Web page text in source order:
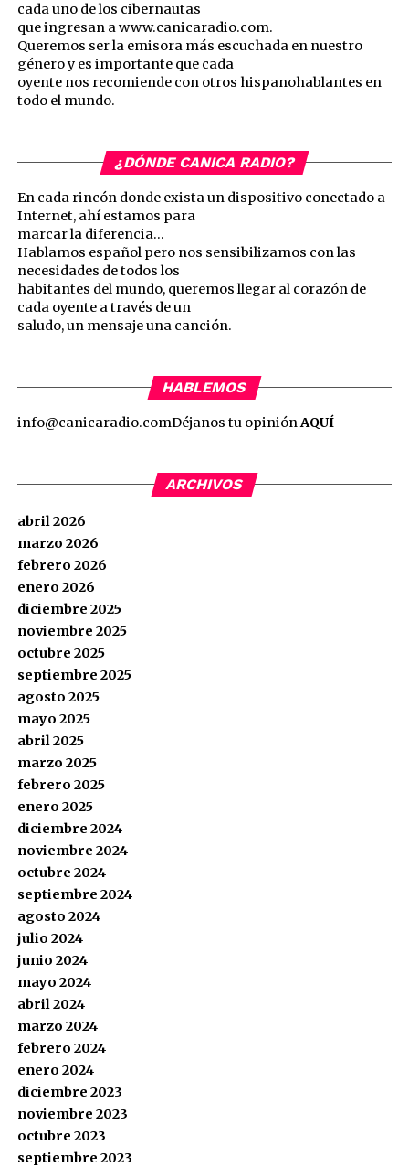
cada uno de los cibernautas
que ingresan a www.canicaradio.com.
Queremos ser la emisora más escuchada en nuestro
género y es importante que cada
oyente nos recomiende con otros hispanohablantes en
todo el mundo.
¿DÓNDE CANICA RADIO?
En cada rincón donde exista un dispositivo conectado a
Internet, ahí estamos para
marcar la diferencia…
Hablamos español pero nos sensibilizamos con las
necesidades de todos los
habitantes del mundo, queremos llegar al corazón de
cada oyente a través de un
saludo, un mensaje una canción.
HABLEMOS
info@canicaradio.comDéjanos tu opiniónAQUÍ
ARCHIVOS
abril 2026
marzo 2026
febrero 2026
enero 2026
diciembre 2025
noviembre 2025
octubre 2025
septiembre 2025
agosto 2025
mayo 2025
abril 2025
marzo 2025
febrero 2025
enero 2025
diciembre 2024
noviembre 2024
octubre 2024
septiembre 2024
agosto 2024
julio 2024
junio 2024
mayo 2024
abril 2024
marzo 2024
febrero 2024
enero 2024
diciembre 2023
noviembre 2023
octubre 2023
septiembre 2023